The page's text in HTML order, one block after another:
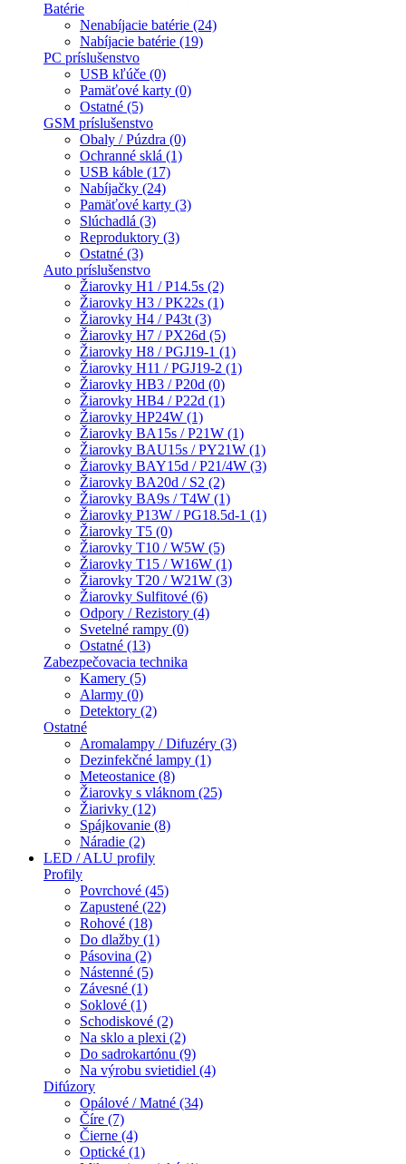
Batérie
Nenabíjacie batérie (24)
Nabíjacie batérie (19)
PC príslušenstvo
USB kľúče (0)
Pamäťové karty (0)
Ostatné (5)
GSM príslušenstvo
Obaly / Púzdra (0)
Ochranné sklá (1)
USB káble (17)
Nabíjačky (24)
Pamäťové karty (3)
Slúchadlá (3)
Reproduktory (3)
Ostatné (3)
Auto príslušenstvo
Žiarovky H1 / P14.5s (2)
Žiarovky H3 / PK22s (1)
Žiarovky H4 / P43t (3)
Žiarovky H7 / PX26d (5)
Žiarovky H8 / PGJ19-1 (1)
Žiarovky H11 / PGJ19-2 (1)
Žiarovky HB3 / P20d (0)
Žiarovky HB4 / P22d (1)
Žiarovky HP24W (1)
Žiarovky BA15s / P21W (1)
Žiarovky BAU15s / PY21W (1)
Žiarovky BAY15d / P21/4W (3)
Žiarovky BA20d / S2 (2)
Žiarovky BA9s / T4W (1)
Žiarovky P13W / PG18.5d-1 (1)
Žiarovky T5 (0)
Žiarovky T10 / W5W (5)
Žiarovky T15 / W16W (1)
Žiarovky T20 / W21W (3)
Žiarovky Sulfitové (6)
Odpory / Rezistory (4)
Svetelné rampy (0)
Ostatné (13)
Zabezpečovacia technika
Kamery (5)
Alarmy (0)
Detektory (2)
Ostatné
Aromalampy / Difuzéry (3)
Dezinfekčné lampy (1)
Meteostanice (8)
Žiarovky s vláknom (25)
Žiarivky (12)
Spájkovanie (8)
Náradie (2)
LED / ALU profily
Profily
Povrchové (45)
Zapustené (22)
Rohové (18)
Do dlažby (1)
Pásovina (2)
Nástenné (5)
Závesné (1)
Soklové (1)
Schodiskové (2)
Na sklo a plexi (2)
Do sadrokartónu (9)
Na výrobu svietidiel (4)
Difúzory
Opálové / Matné (34)
Číre (7)
Čierne (4)
Optické (1)